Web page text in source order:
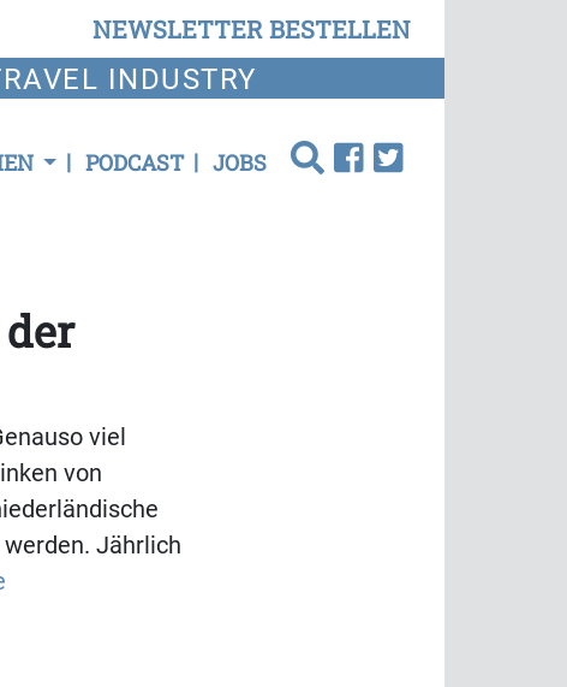
NEWSLETTER BESTELLEN
INDUSTRY
PODCAST JOBS
viel
von
Jährlich